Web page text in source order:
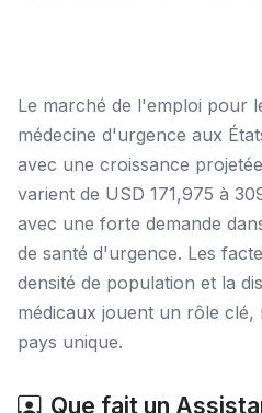
Le marché de l'emploi pour
médecine d'urgence aux
avec une croissance
varient de USD 171,975 à
avec une forte demande
de santé d'urgence. Les
densité de population et la
médicaux jouent un rôle
pays unique.
Que fait un